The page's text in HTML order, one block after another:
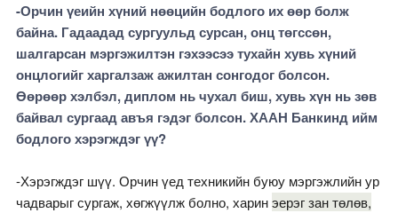
-Орчин үеийн хүний нөөцийн бодлого их өөр болж
байна. Гадаадад сургуульд сурсан, онц төгссөн,
шалгарсан мэргэжилтэн гэхээсээ тухайн хувь хүний
онцлогийг харгалзаж ажилтан сонгодогболсон.
Өөрөөр хэлбэл, диплом нь чухал биш, хувь хүн нь зөв
байвал сургаад авъя гэдэг болсон. ХААН Банкинд ийм
бодлого хэрэгждэг үү?
-Хэрэгждэг шүү. Орчин үед техникийн буюу мэргэжлийн ур
чадварыг сургаж, хөгжүүлж болно, харинэерэг зан төлөв,